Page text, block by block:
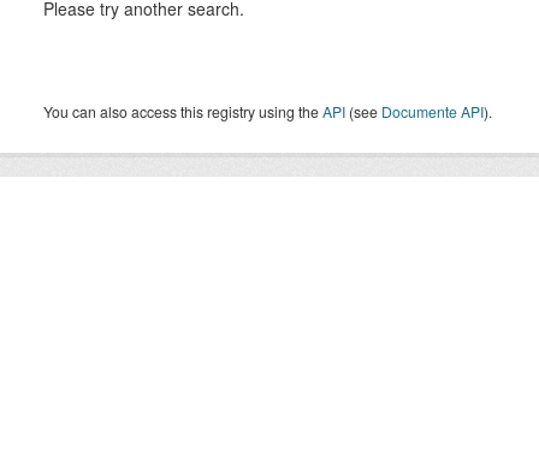
Please try another search.
You can also access this registry using theAPI (see Documente API).